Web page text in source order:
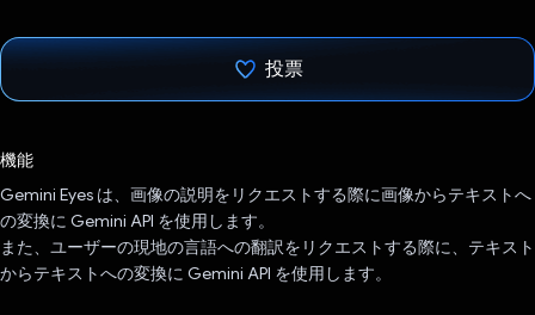
投票
機能
Gemini Eyes は、画像の説明をリクエストする際に画像からテキストへ
の変換に Gemini API を使用します。
また、ユーザーの現地の言語への翻訳をリクエストする際に、テキスト
からテキストへの変換に Gemini API を使用します。